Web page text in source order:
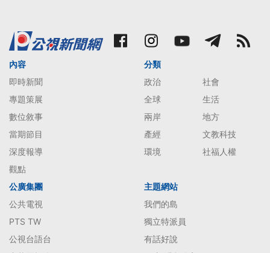
內容
即時新聞
專題策展
數位敘事
當期節目
深度報導
觀點
分類
政治
社會
全球
生活
兩岸
地方
產經
文教科技
環境
社福人權
公廣集團
公共電視
PTS TW
公視台語台
主題網站
我們的島
獨立特派員
有話好說